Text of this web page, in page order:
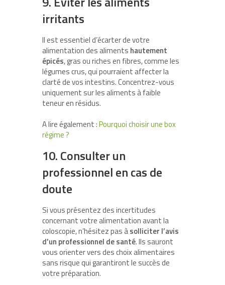
irritants
Il est essentiel d’écarter de votre
alimentation des aliments hautement
épicés, gras ou riches en fibres, comme les
légumes crus, qui pourraient affecter la
clarté de vos intestins. Concentrez-vous
uniquement sur les aliments à faible
teneur en résidus.
A lire également :Pourquoi choisir une box
régime ?
10. Consulter un
professionnel en cas de
doute
Si vous présentez des incertitudes
concernant votre alimentation avant la
coloscopie, n’hésitez pas àsolliciter l’avis
d’un professionnel de santé. Ils sauront
vous orienter vers des choix alimentaires
sans risque qui garantiront le succès de
votre préparation.